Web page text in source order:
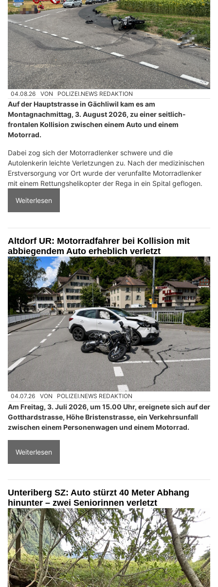
04.08.26 VON POLIZEI.NEWS REDAKTION
Auf der Hauptstrasse in Gächliwil kam es am
Montagnachmittag, 3. August 2026, zu einer seitlich-
frontalen Kollision zwischen einem Auto und einem
Motorrad.
Dabei zog sich der Motorradlenker schwere und die
Autolenkerin leichte Verletzungen zu. Nach der medizinischen
Erstversorgung vor Ort wurde der verunfallte Motorradlenker
mit einem Rettungshelikopter der Rega in ein Spital geflogen.
Weiterlesen
Altdorf UR: Motorradfahrer bei Kollision mit
abbiegendem Auto erheblich verletzt
04.07.26 VON POLIZEI.NEWS REDAKTION
Am Freitag, 3. Juli 2026, um 15.00 Uhr, ereignete sich auf der
Gotthardstrasse, Höhe Bristenstrasse, ein Verkehrsunfall
zwischen einem Personenwagen und einem Motorrad.
Weiterlesen
Unteriberg SZ: Auto stürzt 40 Meter Abhang
hinunter – zwei Seniorinnen verletzt